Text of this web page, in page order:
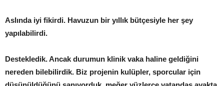
Aslında iyi fikirdi. Havuzun bir yıllık bütçesiyle her şey
yapılabilirdi.
Destekledik. Ancak durumun klinik vaka haline geldiğini
nereden bilebilirdik. Biz projenin kulüpler, sporcular için